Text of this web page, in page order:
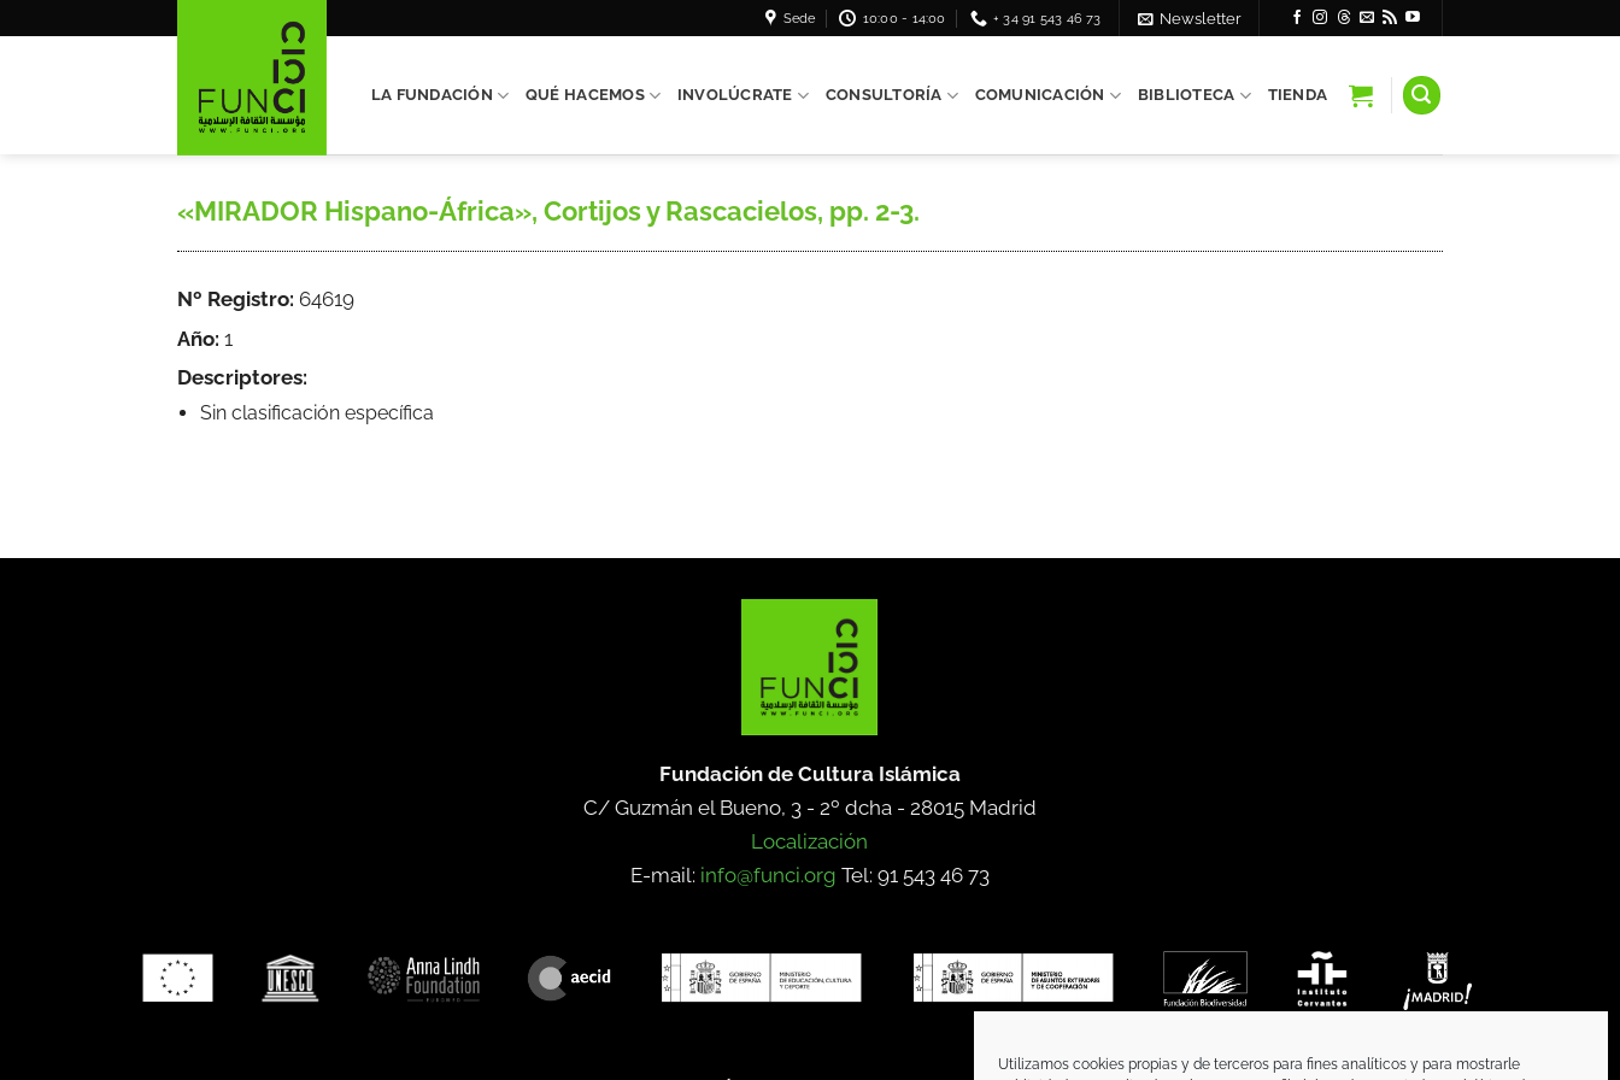
Utilizamos cookies propias y de terceros para fines analíticos y para mostrarle
Sede 10:00 - 14:00 + 34 91 543 46 73 Newsletter
LA FUNDACIÓN QUÉ HACEMOS INVOLÚCRATE CONSULTORÍA COMUNICACIÓN BIBLIOTECA TIENDA
«MIRADOR Hispano-África», Cortijos y Rascacielos, pp. 2-3.
Nº Registro: 64619
Año: 1
Descriptores:
Sin clasificación específica
Fundación de Cultura Islámica
C/ Guzmán el Bueno, 3 - 2º dcha - 28015 Madrid
Localización
E-mail: info@funci.org Tel: 91 543 46 73